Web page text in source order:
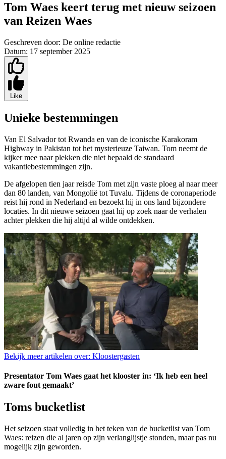
Tom Waes keert terug met nieuw seizoen
van Reizen Waes
Geschreven door: De online redactie
Datum: 17 september 2025
Like
Unieke bestemmingen
Van El Salvador tot Rwanda en van de iconische Karakoram
Highway in Pakistan tot het mysterieuze Taiwan. Tom neemt de
kijker mee naar plekken die niet bepaald de standaard
vakantiebestemmingen zijn.
De afgelopen tien jaar reisde Tom met zijn vaste ploeg al naar meer
dan 80 landen, van Mongolië tot Tuvalu. Tijdens de coronaperiode
reist hij rond in Nederland en bezoekt hij in ons land bijzondere
locaties. In dit nieuwe seizoen gaat hij op zoek naar de verhalen
achter plekken die hij altijd al wilde ontdekken.
Bekijk meer artikelen over: Kloostergasten
Presentator Tom Waes gaat het klooster in: ‘Ik heb een heel
zware fout gemaakt’
Toms bucketlist
Het seizoen staat volledig in het teken van de bucketlist van Tom
Waes: reizen die al jaren op zijn verlanglijstje stonden, maar pas nu
mogelijk zijn geworden.